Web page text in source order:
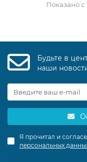
Показано с
Будьте в
наши
Я прочитал и
персональных